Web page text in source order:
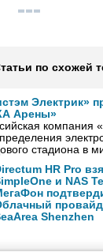
по схожей
Электрик»
Арены»
компания
стадиона в
HR Pro
и NAS
Shenzhen